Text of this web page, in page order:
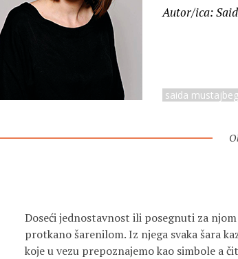
Autor/ica:
saida
Doseći jednostavnost ili posegnuti za
protkano šarenilom. Iz njega svaka šara
koje u vezu prepoznajemo kao simbole a